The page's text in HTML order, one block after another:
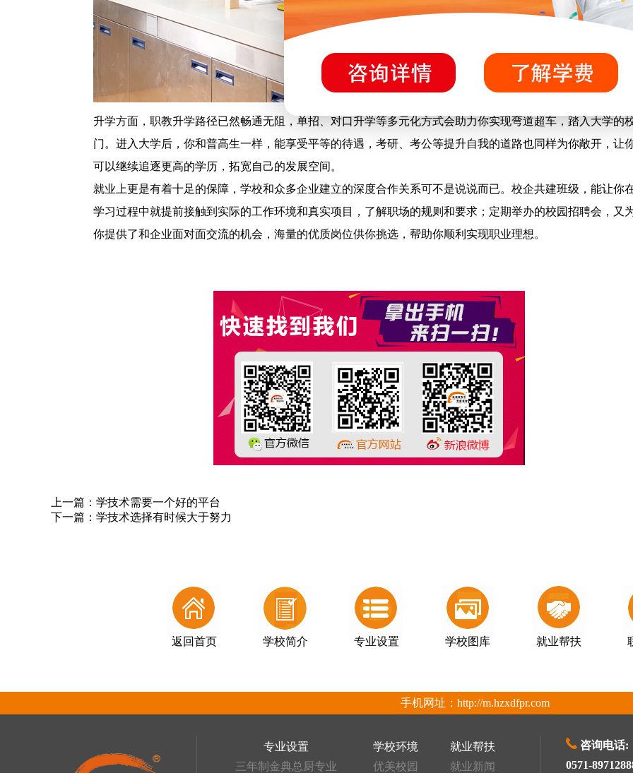
升学方面，职教升学路径已然畅通无阻，单招、对口升学等多元化方式会助力你实现弯道超车，踏入大学的
门。进入大学后，你和普高生一样，能享受平等的待遇，考研、考公等提升自我的道路也同样为你敞开，让
可以继续追逐更高的学历，拓宽自己的发展空间。
就业上更是有着十足的保障，学校和众多企业建立的深度合作关系可不是说说而已。校企共建班级，能让你
学习过程中就提前接触到实际的工作环境和真实项目，了解职场的规则和要求；定期举办的校园招聘会，又
你提供了和企业面对面交流的机会，海量的优质岗位供你挑选，帮助你顺利实现职业理想。
上一篇： 学技术需要一个好的平台
下一篇： 学技术选择有时候大于努力
返回首页 学校简介 专业设置 学校图库 就业帮扶
手机网址： http://m.hzxdfpr.com
专业设置
三年制金典总厨专业
学校环境
优美校园
就业帮扶
就业新闻
咨询电话:
0571-